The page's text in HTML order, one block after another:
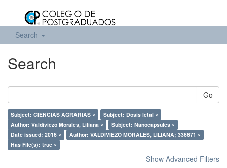
Search
Search
Go
Subject: CIENCIAS AGRARIAS ×
Subject: Dosis letal ×
Author: Valdiviezo Morales, Liliana ×
Subject: Nanocapsules ×
Date issued: 2016 ×
Author: VALDIVIEZO MORALES, LILIANA; 336671 ×
Has File(s): true ×
Show Advanced Filters